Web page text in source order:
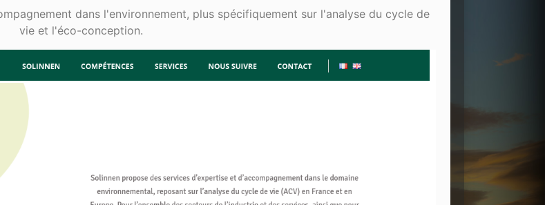
dans l'environnement, plus spécifiquement sur l'analyse du cycle de
vie et l'éco-conception.